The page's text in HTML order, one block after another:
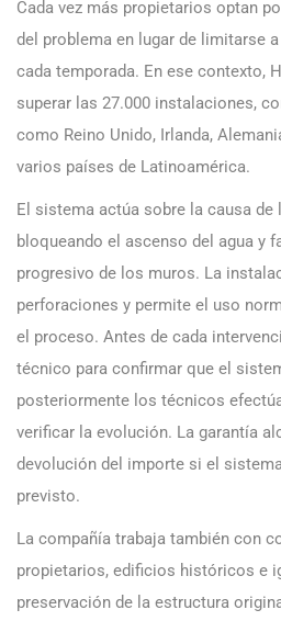
Cada vez más propietarios optan
del problema en lugar de limitarse
cada temporada. En ese contexto,
superar las 27.000 instalaciones,
como Reino Unido, Irlanda,
varios países de Latinoamérica.
El sistema actúa sobre la causa de
bloqueando el ascenso del agua y
progresivo de los muros. La
perforaciones y permite el uso
el proceso. Antes de cada
técnico para confirmar que el
posteriormente los técnicos
verificar la evolución. La garantía
devolución del importe si el
previsto.
La compañía trabaja también con
propietarios, edificios históricos e
preservación de la estructura